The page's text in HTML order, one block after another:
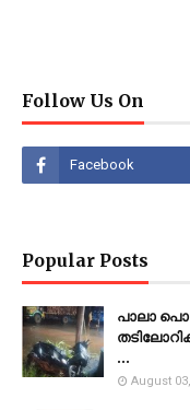
Follow Us On
Popular Posts
പാലാ
...
August